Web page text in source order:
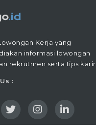
Kerja yang
informasi lowongan
rekrutmen serta tips karir.
: